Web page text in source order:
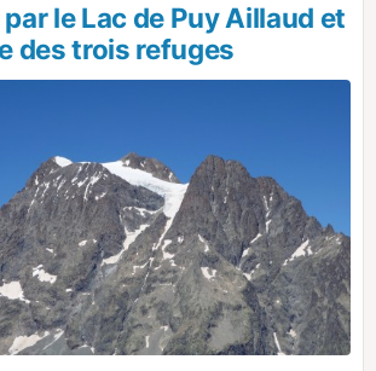
le Lac de Puy Aillaud et
des trois refuges